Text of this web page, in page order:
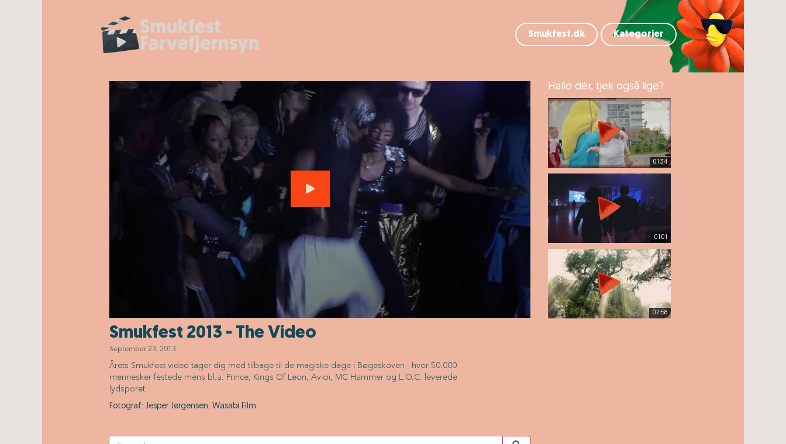
Smukfest.dk Kategorier
Smukfest 2013 - The Video
September 23, 2013
Årets Smukfest video tager dig med tilbage til de magiske dage i Bøgeskoven - hvor 50.000
mennesker festede mens bl.a. Prince, Kings Of Leon, Avicii, MC Hammer og L.O.C. leverede
lydsporet.
Fotograf: Jesper Jørgensen, Wasabi Film
Hallo dér, tjek også lige?
01:34
01:01
02:58